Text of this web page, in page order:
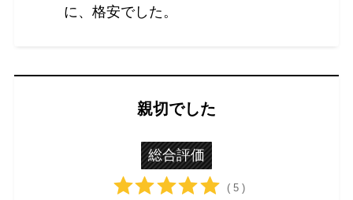
に、格安でした。
親切でした
総合評価
( 5 )